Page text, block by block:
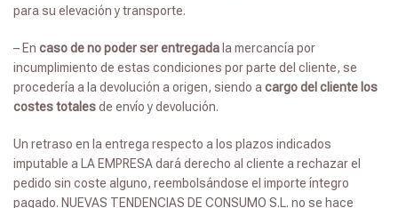
para su elevación y transporte.
– En caso de no poder ser entregada la mercancía por
incumplimiento de estas condiciones por parte del cliente, se
procedería a la devolución a origen, siendo a cargo del cliente los
costes totalesde envío y devolución.
Un retraso en la entrega respecto a los plazos indicados
imputable a LA EMPRESA dará derecho al cliente a rechazar el
pedido sin coste alguno, reembolsándose el importe íntegro
pagado. NUEVAS TENDENCIAS DE CONSUMO S.L. no se hace